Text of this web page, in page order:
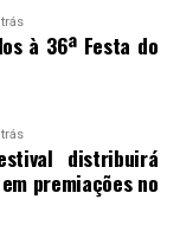
à 36ª Festa do
distribuirá
premiações no